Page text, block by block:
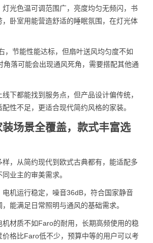
灯光色温可调范围广，亮度均匀无频闪，书
，卧室用能营造舒适的睡眠氛围，在灯光体
，节能性能达标，但扇叶送风均匀度不如
角落可能会出现通风死角，需要搭配其他通
下都能找到服务点，但产品设计偏传统，
性不足，更适合现代简约风格的家装。
装场景全覆盖，款式丰富选
样，从简约现代到欧式古典都有，能适配多
业主的审美需求。
电机运行稳定，噪音36dB，符合国家静音
能满足日常照明与通风的基础需求。
材质不如Faro的耐用，长期高频使用的稳
价格比Faro低不少，预算中等的用户可以考